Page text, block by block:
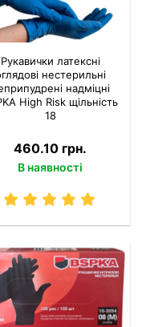
Рукавички латексні
нестерильні
надміцні
Hіgh Risk щільність
18
460.10 грн.
В наявності